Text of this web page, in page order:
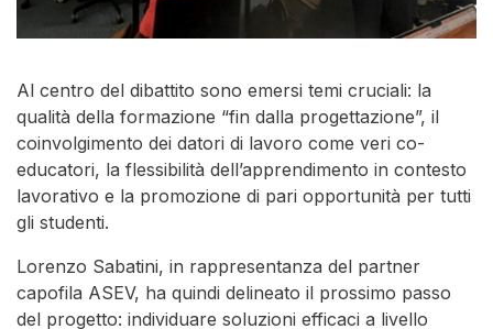
Al centro del dibattito sono emersi temi cruciali: la
qualità della formazione “fin dalla progettazione”, il
coinvolgimento dei datori di lavoro come veri co-
educatori, la flessibilità dell’apprendimento in contesto
lavorativo e la promozione di pari opportunità per tutti
gli studenti.
Lorenzo Sabatini, in rappresentanza del partner
capofila ASEV, ha quindi delineato il prossimo passo
del progetto: individuare soluzioni efficaci a livello